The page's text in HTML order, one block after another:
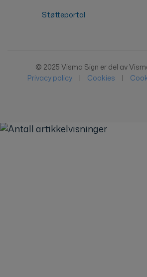
Støtteportal
© 2025 Visma Sign er del av
Privacy policy
| Cookies |